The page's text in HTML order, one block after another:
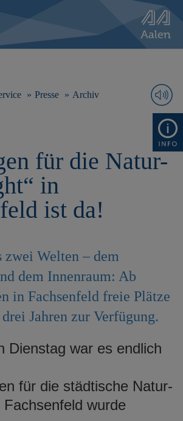
Presse
Archiv
für die Natur-
in
ist da!
zwei Welten – dem
dem Innenraum: Ab
in Fachsenfeld freie Plätze
Jahren zur Verfügung.
Dienstag war es endlich
für die städtische Natur-
Fachsenfeld wurde